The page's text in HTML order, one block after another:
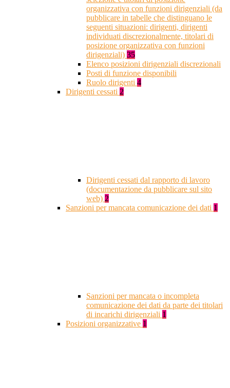
organizzativa con funzioni dirigenziali (da
pubblicare in tabelle che distinguano le
seguenti situazioni: dirigenti, dirigenti
individuati discrezionalmente, titolari di
posizione organizzativa con funzioni
dirigenziali) 35
Elenco posizioni dirigenziali discrezionali
Posti di funzione disponibili
Ruolo dirigenti 4
Dirigenti cessati 2
Dirigenti cessati dal rapporto di lavoro
(documentazione da pubblicare sul sito
web) 2
Sanzioni per mancata comunicazione dei dati 1
Sanzioni per mancata o incompleta
comunicazione dei dati da parte dei titolari
di incarichi dirigenziali 1
Posizioni organizzative 1